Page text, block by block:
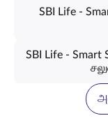
லைஃப் - ஸ்மார்ட்
வழங்குகிறது.
SBI Life -
வயதுக்குட்பட்ட
SPV-க்கு 50
மூலம்,
இது
புதுமணத்
நெருங்குபவர்கள்
SBI Life - Smart
அவ்வப்போது
வரி ஆலோசகரை